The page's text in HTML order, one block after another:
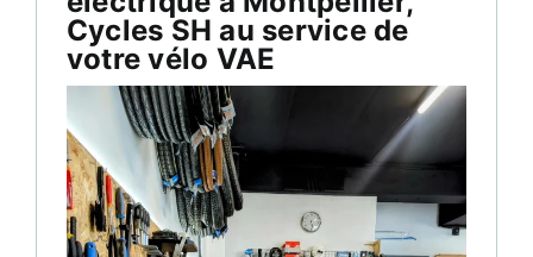
Cycles SH au service de
votre vélo VAE